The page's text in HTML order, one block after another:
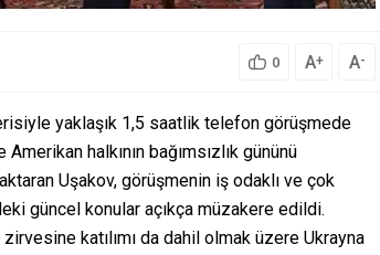
0 A+ A-
yaklaşık 1,5 saatlik telefon görüşmede
halkının bağımsızlık gününü
Uşakov, görüşmenin iş odaklı ve çok
güncel konular açıkça müzakere edildi.
zirvesine katılımı da dahil olmak üzere Ukrayna